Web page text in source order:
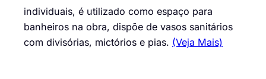
individuais, é utilizado como espaço para
banheiros na obra, dispõe de vasos sanitários
com divisórias, mictórios e pias. (Veja Mais)